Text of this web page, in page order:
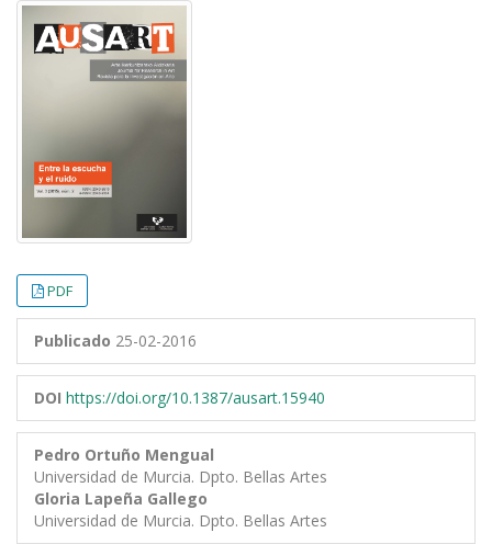
PDF
Publicado 25-02-2016
DOI https://doi.org/10.1387/ausart.15940
Pedro Ortuño Mengual
Universidad de Murcia. Dpto. Bellas Artes
Gloria Lapeña Gallego
Universidad de Murcia. Dpto. Bellas Artes